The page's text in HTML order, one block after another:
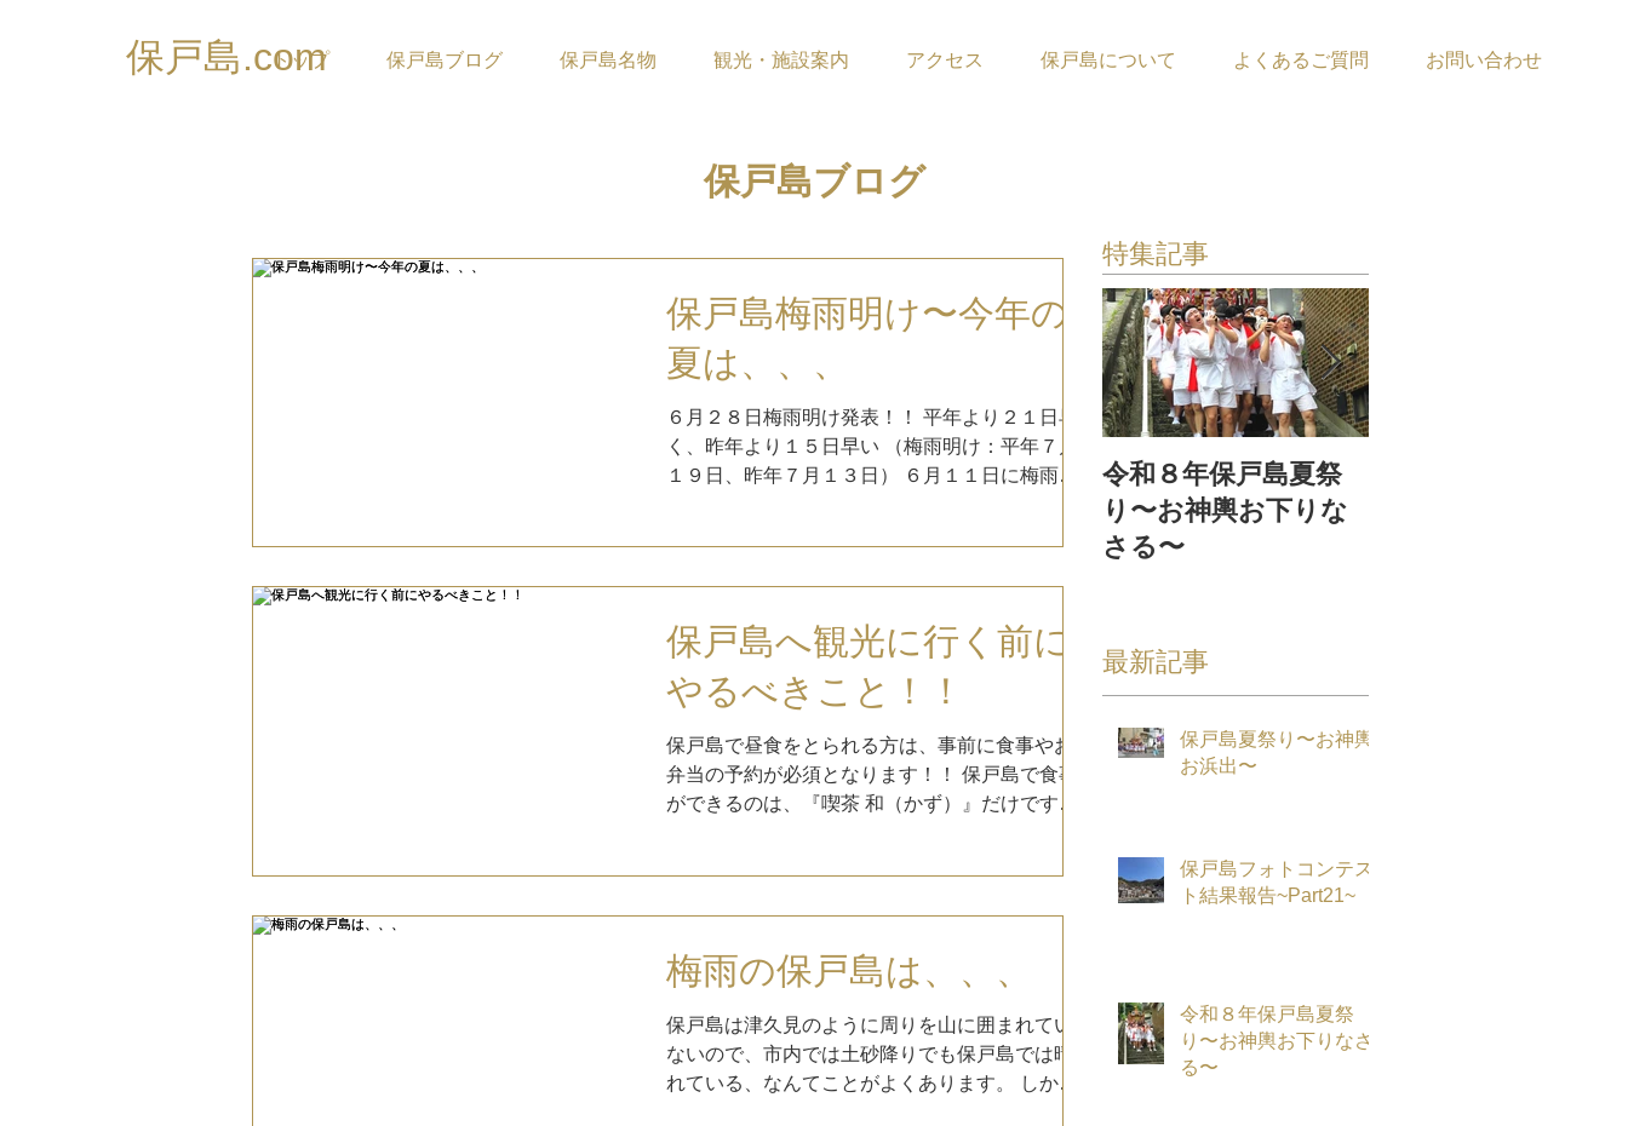
保戸島.com
トップ 保戸島ブログ 保戸島名物 観光・施設案内 アクセス 保戸島について よくあるご質問 お問い合わせ
​保戸島ブログ
保戸島梅雨明け〜今年の
夏は、、、
６月２８日梅雨明け発表！！ 平年より２１日早
く、昨年より１５日早い （梅雨明け：平年７月
１９日、昨年７月１３日） ６月１１日に梅雨入
保戸島へ観光に行く前に
やるべきこと！！
保戸島で昼食をとられる方は、事前に食事やお
弁当の予約が必須となります！！ 保戸島で食事
ができるのは、『喫茶 和（かず）』だけです。
梅雨の保戸島は、、、
保戸島は津久見のように周りを山に囲まれてい
ないので、市内では土砂降りでも保戸島では晴
れている、なんてことがよくあります。 しか
特集記事
令和８年保戸島夏祭
り〜お神輿お下りな
さる〜
最新記事
保戸島夏祭り〜お神輿
お浜出〜
保戸島フォトコンテス
ト結果報告~Part21~
令和８年保戸島夏祭
り〜お神輿お下りなさ
る〜